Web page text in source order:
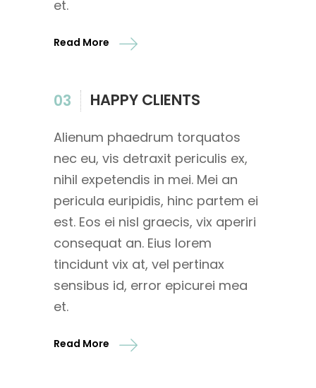
et.
Read More
03 HAPPY CLIENTS
Alienum phaedrum torquatos
nec eu, vis detraxit periculis ex,
nihil expetendis in mei. Mei an
pericula euripidis, hinc partem ei
est. Eos ei nisl graecis, vix aperiri
consequat an. Eius lorem
tincidunt vix at, vel pertinax
sensibus id, error epicurei mea
et.
Read More